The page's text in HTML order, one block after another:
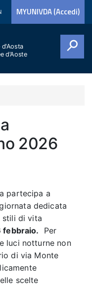
MYUNIVDA (Accedi)
d'Aosta
d'Aoste
2026
partecipa a
dedicata
stili di vita
febbraio. Per
luci notturne non
di via Monte
scelte